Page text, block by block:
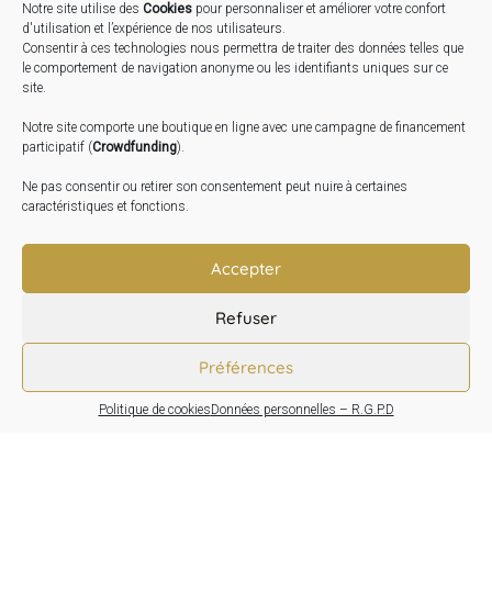
Notre site utilise des Cookies pour personnaliser et améliorer votre confort
d'utilisation et l’expérience de nos utilisateurs.
Consentir à ces technologies nous permettra de traiter des données telles que
le comportement de navigation anonyme ou les identifiants uniques sur ce
site.
Notre site comporte une boutique en ligne avec une campagne de financement
participatif (Crowdfunding).
Ne pas consentir ou retirer son consentement peut nuire à certaines
caractéristiques et fonctions.
Accepter
Refuser
Préférences
Politique de cookiesDonnées personnelles – R.G.P.D
STAGES …
Expo « Mesures de lumière » du 19 Sept au 29 Nov.
Inauguration de la Grange : Le 17 Oct. 2026
Atelier Image : L’art au service de la santé mentale –
10 Oct. 2026